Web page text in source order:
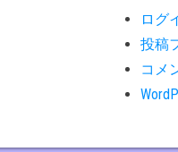
ログ
投稿
コメ